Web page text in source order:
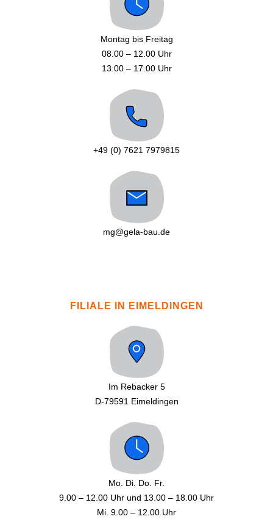
Montag bis Freitag
08.00 – 12.00 Uhr
13.00 – 17.00 Uhr
+49 (0) 7621 7979815
mg@gela-bau.de
FILIALE IN EIMELDINGEN
Im Rebacker 5
D-79591 Eimeldingen
Mo. Di. Do. Fr.
9.00 – 12.00 Uhr und 13.00 – 18.00 Uhr
Mi. 9.00 – 12.00 Uhr